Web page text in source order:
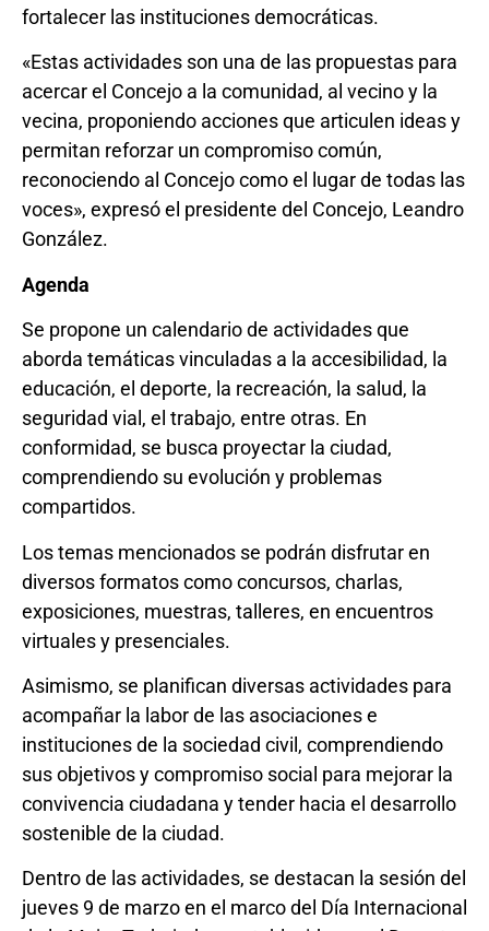
fortalecer las instituciones democráticas.
«Estas actividades son una de las propuestas para
acercar el Concejo a la comunidad, al vecino y la
vecina, proponiendo acciones que articulen ideas y
permitan reforzar un compromiso común,
reconociendo al Concejo como el lugar de todas las
voces», expresó el presidente del Concejo, Leandro
González.
Agenda
Se propone un calendario de actividades que
aborda temáticas vinculadas a la accesibilidad, la
educación, el deporte, la recreación, la salud, la
seguridad vial, el trabajo, entre otras. En
conformidad, se busca proyectar la ciudad,
comprendiendo su evolución y problemas
compartidos.
Los temas mencionados se podrán disfrutar en
diversos formatos como concursos, charlas,
exposiciones, muestras, talleres, en encuentros
virtuales y presenciales.
Asimismo, se planifican diversas actividades para
acompañar la labor de las asociaciones e
instituciones de la sociedad civil, comprendiendo
sus objetivos y compromiso social para mejorar la
convivencia ciudadana y tender hacia el desarrollo
sostenible de la ciudad.
Dentro de las actividades, se destacan la sesión del
jueves 9 de marzo en el marco del Día Internacional